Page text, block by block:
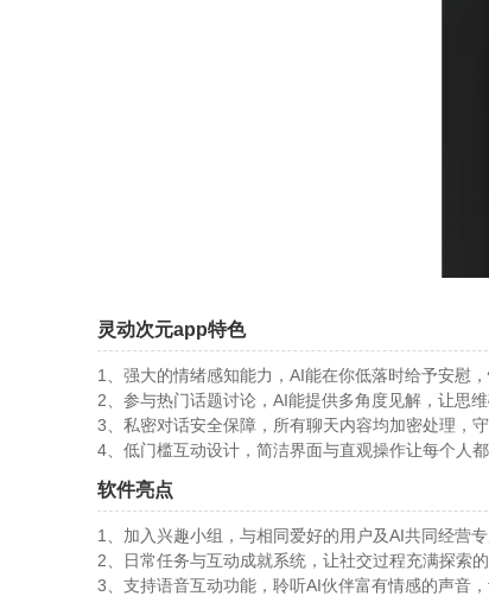
灵动次元app特色
1、强大的情绪感知能力，AI能在你低落时给予安慰，
2、参与热门话题讨论，AI能提供多角度见解，让思维
3、私密对话安全保障，所有聊天内容均加密处理，守
4、低门槛互动设计，简洁界面与直观操作让每个人都
软件亮点
1、加入兴趣小组，与相同爱好的用户及AI共同经营专
2、日常任务与互动成就系统，让社交过程充满探索的
3、支持语音互动功能，聆听AI伙伴富有情感的声音，